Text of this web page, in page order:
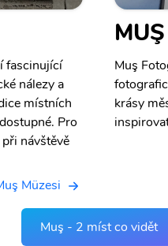
fascinující
nálezy a
místních
Pro
návštěvě
Müzesi
Muş
krásy
Muş - 2 míst co vidět